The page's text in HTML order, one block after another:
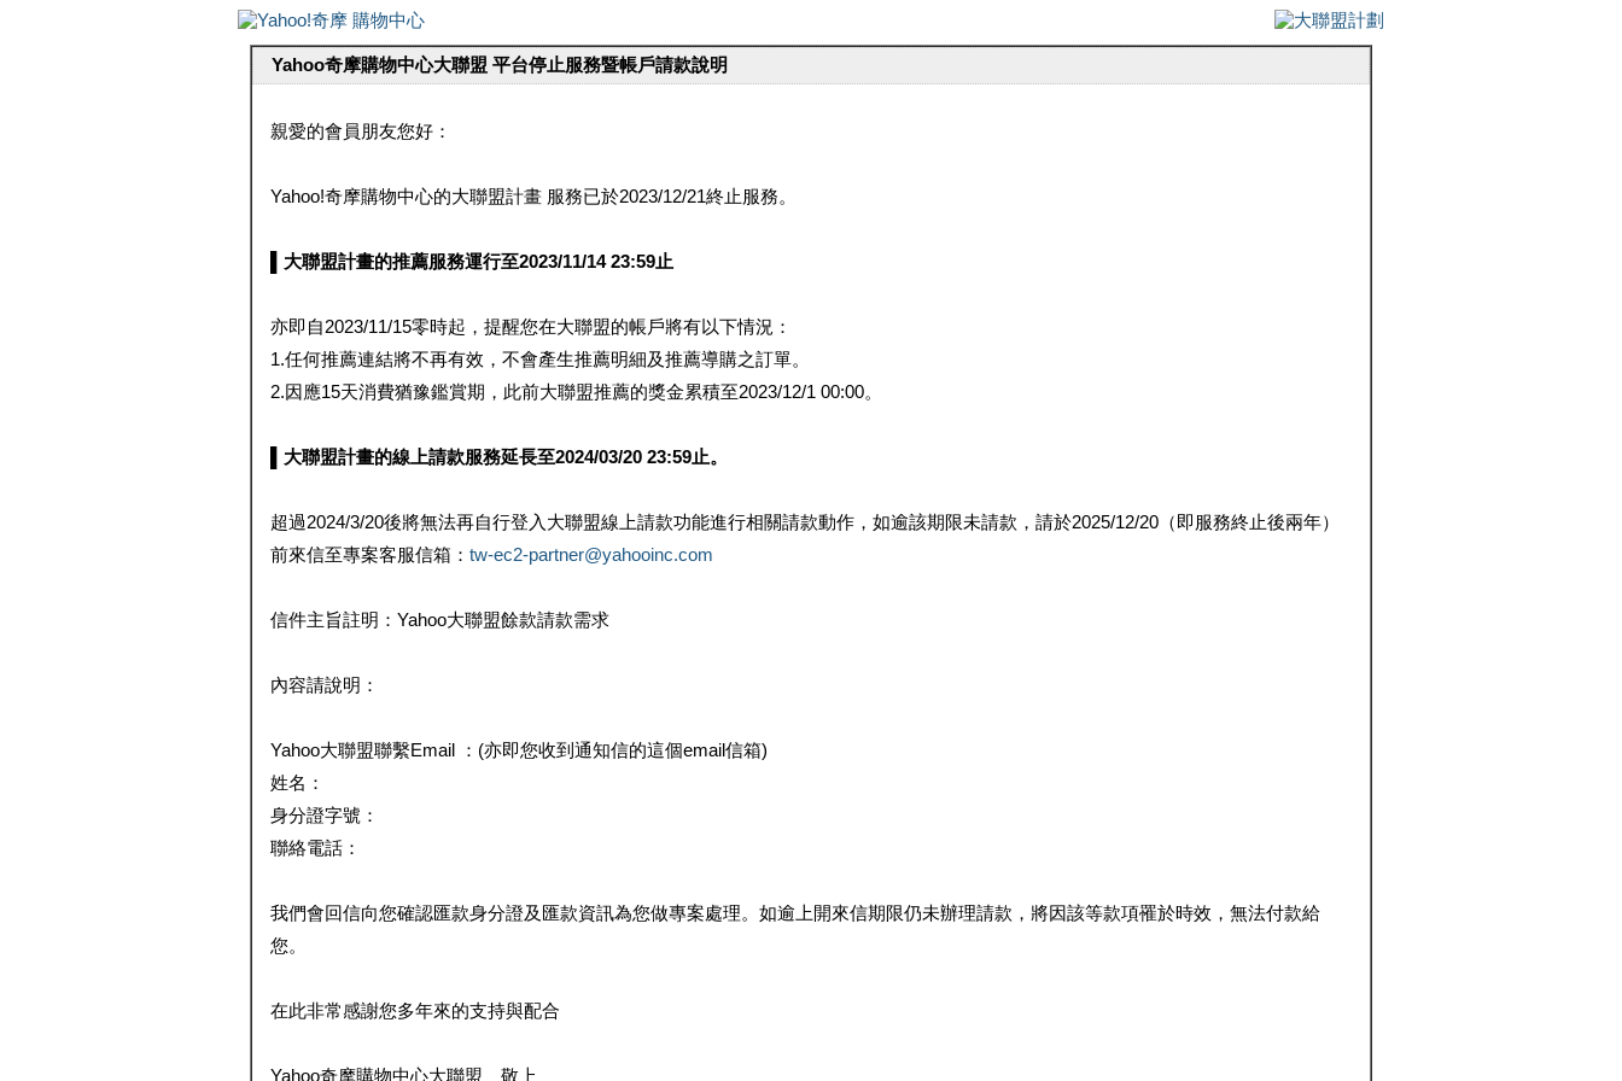
Yahoo奇摩購物中心大聯盟 平台停止服務暨帳戶請款說明
親愛的會員朋友您好：
Yahoo!奇摩購物中心的大聯盟計畫 服務已於2023/12/21終止服務。
▌大聯盟計畫的推薦服務運行至2023/11/14 23:59止
亦即自2023/11/15零時起，提醒您在大聯盟的帳戶將有以下情況：
1.任何推薦連結將不再有效，不會產生推薦明細及推薦導購之訂單。
2.因應15天消費猶豫鑑賞期，此前大聯盟推薦的獎金累積至2023/12/1 00:00。
▌大聯盟計畫的線上請款服務延長至2024/03/20 23:59止。
超過2024/3/20後將無法再自行登入大聯盟線上請款功能進行相關請款動作，如逾該期限未請款，請於2025/12/20（即服務終止後兩年）
前來信至專案客服信箱： tw-ec2-partner@yahooinc.com
信件主旨註明：Yahoo大聯盟餘款請款需求
內容請說明：
Yahoo大聯盟聯繫Email ：(亦即您收到通知信的這個email信箱)
姓名：
身分證字號：
聯絡電話：
我們會回信向您確認匯款身分證及匯款資訊為您做專案處理。如逾上開來信期限仍未辦理請款，將因該等款項罹於時效，無法付款給
您。
在此非常感謝您多年來的支持與配合
Yahoo奇摩購物中心大聯盟 敬上